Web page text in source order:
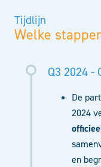
Tijdlijn
Welke
Q3 2024 -
De
2024
en